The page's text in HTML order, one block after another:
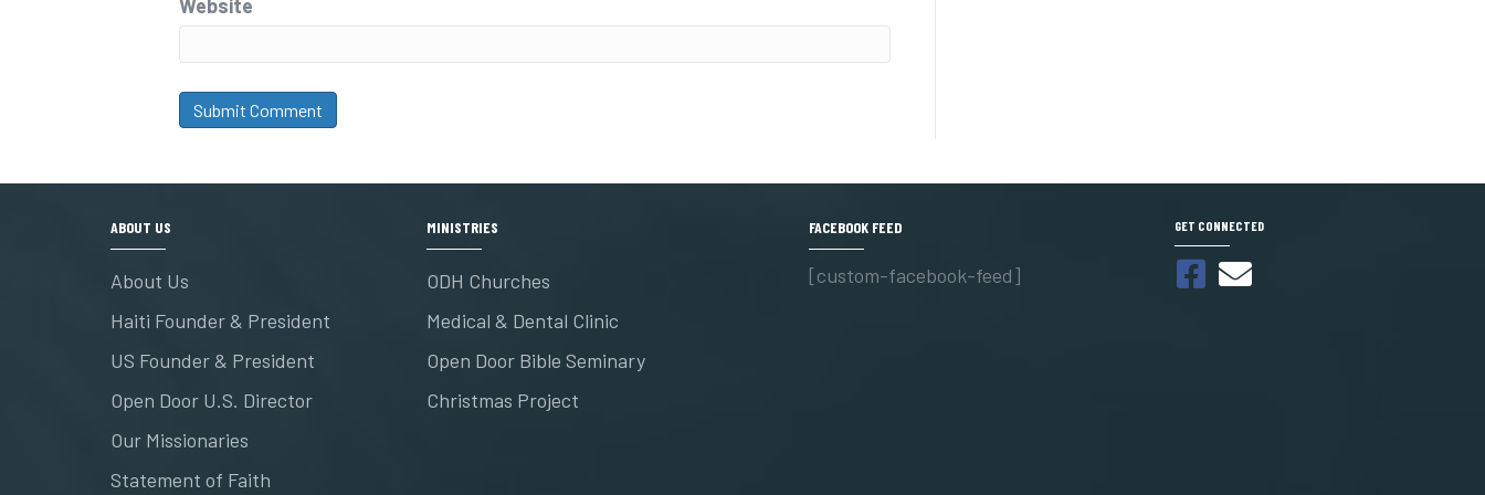
Website
ABOUT US
About Us
Haiti Founder & President
US Founder & President
Open Door U.S. Director
Our Missionaries
Statement of Faith
MINISTRIES
ODH Churches
Medical & Dental Clinic
Open Door Bible Seminary
Christmas Project
FACEBOOK FEED
[custom-facebook-feed]
GET CONNECTED